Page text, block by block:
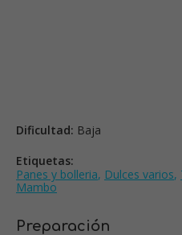
Dificultad: Baja
Etiquetas:
Panes y bolleria, Dulces varios,
Mambo
Preparación